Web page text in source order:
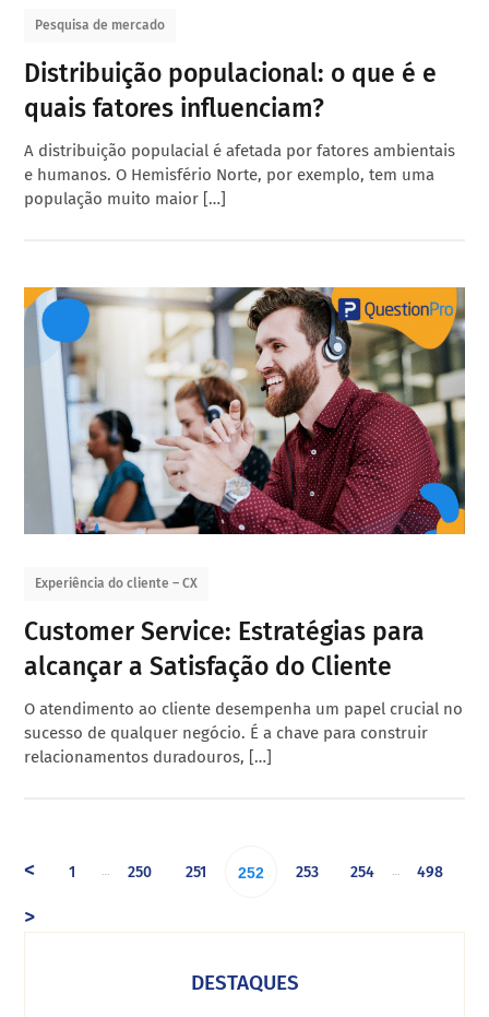
Pesquisa de mercado
Distribuição populacional: o que é e
quais fatores influenciam?
A distribuição populacial é afetada por fatores ambientais
e humanos. O Hemisfério Norte, por exemplo, tem uma
população muito maior […]
Experiência do cliente – CX
Customer Service: Estratégias para
alcançar a Satisfação do Cliente
O atendimento ao cliente desempenha um papel crucial no
sucesso de qualquer negócio. É a chave para construir
relacionamentos duradouros, […]
< 1 … 250 251 252 253 254 … 498
>
DESTAQUES